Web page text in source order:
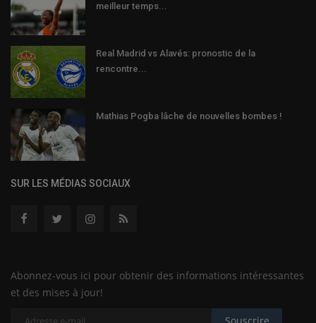
meilleur temps...
Real Madrid vs Alavés: pronostic de la
rencontre...
Mathias Pogba lâche de nouvelles bombes !
SUR LES MÉDIAS SOCIAUX
Abonnez-vous ici pour obtenir des informations intéressantes
et des mises à jour!